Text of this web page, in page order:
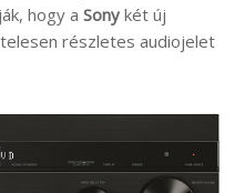
hogy a Sony két új
részletes audiojelet